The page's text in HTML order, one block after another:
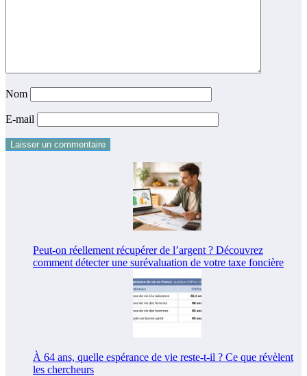
Nom
E-mail
Peut-on réellement récupérer de l’argent ? Découvrez
comment détecter une surévaluation de votre taxe foncière
À 64 ans, quelle espérance de vie reste-t-il ? Ce que révèlent
les chercheurs